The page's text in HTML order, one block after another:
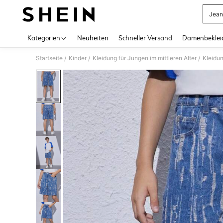
Kategorien Neuheiten Schneller Versand
Startseite / Kinder / Kleidung für Jungen im mittleren Alter /